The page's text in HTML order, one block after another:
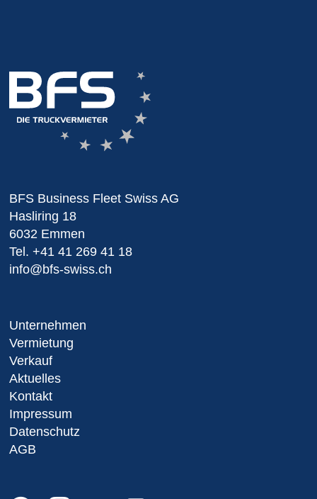
BFS Business Fleet Swiss AG
Hasliring 18
6032 Emmen
Tel. +41 41 269 41 18
info@bfs-swiss.ch
Unternehmen
Vermietung
Verkauf
Aktuelles
Kontakt
Impressum
Datenschutz
AGB